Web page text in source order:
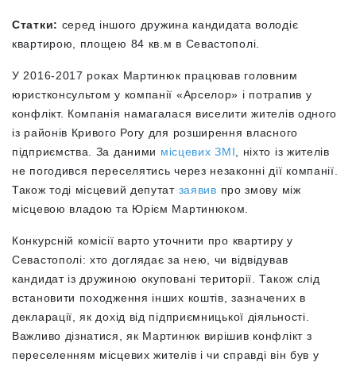
Статки: серед іншого дружина кандидата володіє
квартирою, площею 84 кв.м в Севастополі.
У 2016-2017 роках Мартинюк працював головним
юристконсультом у компанії «Арселор» і потрапив у
конфлікт. Компанія намагалася виселити жителів одного
із районів Кривого Рогу для розширення власного
підприємства. За даними місцевих ЗМІ , ніхто із жителів
не погодився переселятись через незаконні дії компанії.
Також тоді місцевий депутат заявив про змову між
місцевою владою та Юрієм Мартинюком.
Конкурсній комісії варто уточнити про квартиру у
Севастополі: хто доглядає за нею, чи відвідував
кандидат із дружиною окуповані території. Також слід
встановити походження інших коштів, зазначених в
декларації, як дохід від підприємницької діяльності.
Важливо дізнатися, як Мартинюк вирішив конфлікт з
переселенням місцевих жителів і чи справді він був у